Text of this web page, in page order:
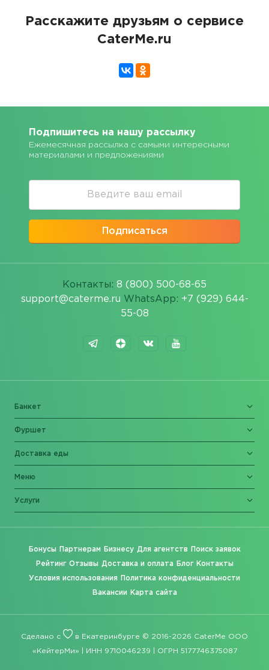
Расскажите друзьям о сервисе
CaterMe.ru
Подпишитесь на нашу рассылку
Ежемесячная рассылка с самыми интересными
материалами и предложениями
Подписаться
Контакты: 8 (800) 500-68-65
support@caterme.ru WhatsApp: +7 (929) 644-
55-08
Банкет
Фуршет
Доставка еды
Меню
Услуги
Бонусы Партнерам Бизнесу Для агентств Поиск заявок
Рейтинг Отзывы Доставка и оплата Блог Контакты
Условия использования Политика конфиденциальности
Вакансии Карта сайта
Сделано с в Екатеринбурге © 2016-2026 CaterMe ООО
«КейтерМи» | ИНН 9710046239 | ОГРН 5177746375087